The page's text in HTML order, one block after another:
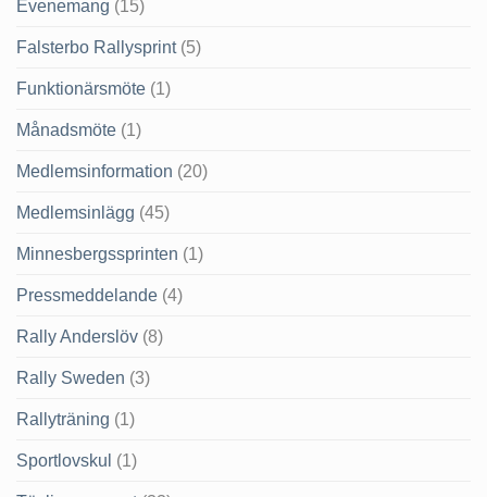
Evenemang (15)
Falsterbo Rallysprint(5)
Funktionärsmöte (1)
Månadsmöte (1)
Medlemsinformation (20)
Medlemsinlägg (45)
Minnesbergssprinten (1)
Pressmeddelande (4)
Rally Anderslöv (8)
Rally Sweden (3)
Rallyträning (1)
Sportlovskul (1)